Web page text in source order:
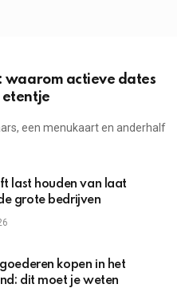
waarom actieve dates
etentje
een menukaart en anderhalf
last houden van laat
grote bedrijven
kopen in het
dit moet je weten